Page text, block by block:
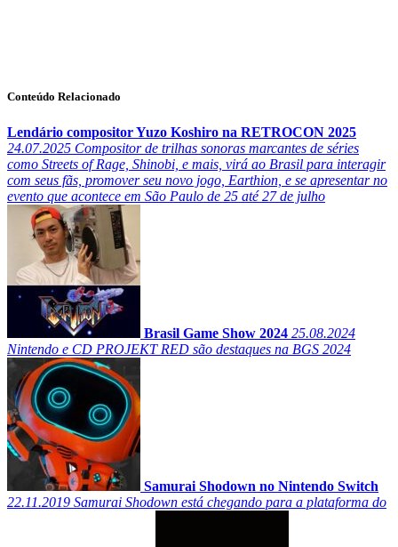
Conteúdo Relacionado
Lendário compositor Yuzo Koshiro na RETROCON 2025
24.07.2025 Compositor de trilhas sonoras marcantes de séries
como Streets of Rage, Shinobi, e mais, virá ao Brasil para interagir
com seus fãs, promover seu novo jogo, Earthion, e se apresentar no
evento que acontece em São Paulo de 25 até 27 de julho
Brasil Game Show 2024 25.08.2024
Nintendo e CD PROJEKT RED são destaques na BGS 2024
Samurai Shodown no Nintendo Switch
22.11.2019 Samurai Shodown está chegando para a plataforma do